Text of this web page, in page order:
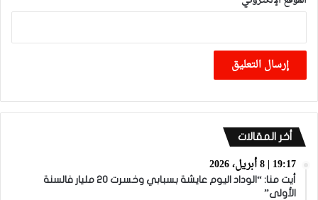
أخر المقالات
19:17 | 8 أبريل، 2026
أيت منا: “الوداد اليوم عايشة بسبابي وخسرت 20 مليار فالسنة
الأولى”